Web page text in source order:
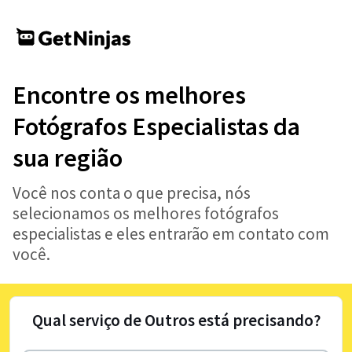
Encontre os melhores
Fotógrafos Especialistas da
sua região
Você nos conta o que precisa, nós
selecionamos os melhores fotógrafos
especialistas e eles entrarão em contato com
você.
Qual serviço de Outros está precisando?